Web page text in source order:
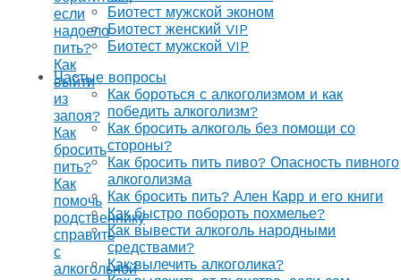
если
надоело
пить?
Как
выйти
из
запоя?
Как
бросить
пить?
Как
помочь
родственнику
справить
с
алкогольной
Биотест мужской эконом
Биотест женский VIP
Биотест мужской VIP
Частые вопросы
Как бороться с алкоголизмом и как
победить алкоголизм?
Как бросить алкоголь без помощи со
стороны?
Как бросить пить пиво? Опасность пивного
алкоголизма
Как бросить пить? Ален Карр и его книги
Как быстро побороть похмелье?
Как вывести алкоголь народными
средствами?
Как вылечить алкоголика?